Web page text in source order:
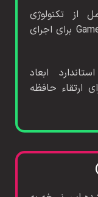
از تکنولوژی
DirectStorage و قابلیت Game Mode 2.0 برای اجرای
ابعاد
ارتقاء حافظه